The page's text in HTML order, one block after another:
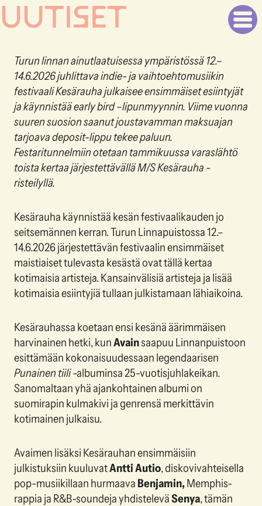
UUTISET
Turun linnan ainutlaatuisessa ympäristössä 12.–
14.6.2026 juhlittava indie- ja vaihtoehtomusiikin
festivaali Kesärauha julkaisee ensimmäiset esiintyjät
ja käynnistää early bird –lipunmyynnin. Viime vuonna
suuren suosion saanut joustavamman maksuajan
tarjoava deposit-lippu tekee paluun.
Festaritunnelmiin otetaan tammikuussa varaslähtö
toista kertaa järjestettävällä M/S Kesärauha -
risteilyllä.
Kesärauha käynnistää kesän festivaalikauden jo
seitsemännen kerran. Turun Linnapuistossa 12.–
14.6.2026 järjestettävän festivaalin ensimmäiset
maistiaiset tulevasta kesästä ovat tällä kertaa
kotimaisia artisteja. Kansainvälisiä artisteja ja lisää
kotimaisia esiintyjiä tullaan julkistamaan lähiaikoina.
Kesärauhassa koetaan ensi kesänä äärimmäisen
harvinainen hetki, kunAvainsaapuu Linnanpuistoon
esittämään kokonaisuudessaan legendaarisen
Punainen tiili-albuminsa 25-vuotisjuhlakeikan.
Sanomaltaan yhä ajankohtainen albumi on
suomirapin kulmakivi ja genrensä merkittävin
kotimainen julkaisu.
Avaimen lisäksi Kesärauhan ensimmäisiin
julkistuksiin kuuluvatAntti Autio, diskovivahteisella
pop-musiikillaan hurmaava Benjamin, Memphis-
rappia ja R&B-soundeja yhdisteleväSenya, tämän